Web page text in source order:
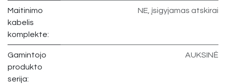
Maitinimo
kabelis
komplekte:
NE, įsigyjamas atskirai
Gamintojo
produkto
serija:
AUKSINĖ